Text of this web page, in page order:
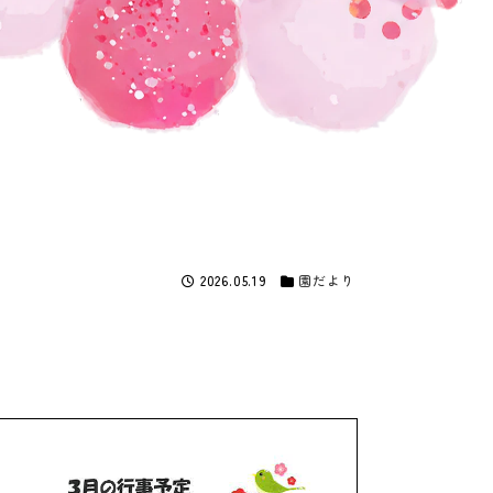
2026.05.19 園だより